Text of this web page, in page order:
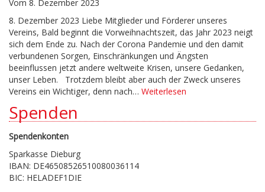
Vom 8. Dezember 2023
8. Dezember 2023 Liebe Mitglieder und Förderer unseres
Vereins, Bald beginnt die Vorweihnachtszeit, das Jahr 2023 neigt
sich dem Ende zu. Nach der Corona Pandemie und den damit
verbundenen Sorgen, Einschränkungen und Ängsten
beeinflussen jetzt andere weltweite Krisen, unsere Gedanken,
unser Leben. Trotzdem bleibt aber auch der Zweck unseres
Vereins ein Wichtiger, denn nach… Weiterlesen
Spenden
Spendenkonten
Sparkasse Dieburg
IBAN: DE46508526510080036114
BIC: HELADEF1DIE